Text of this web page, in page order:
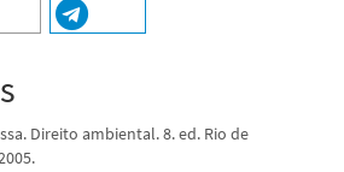
Direito ambiental. 8. ed. Rio de